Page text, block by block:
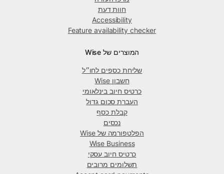
חוות דעת
Accessibility
Feature availability checker
המוצרים של Wise
שליחת כספים לחו״ל
חשבון Wise
כרטיס חיוב בינלאומי
העברת סכום גדול
קבלת כסף
נכסים
הפלטפורמה של Wise
Wise Business
כרטיס חיוב עסקי
תשלומים מרובים